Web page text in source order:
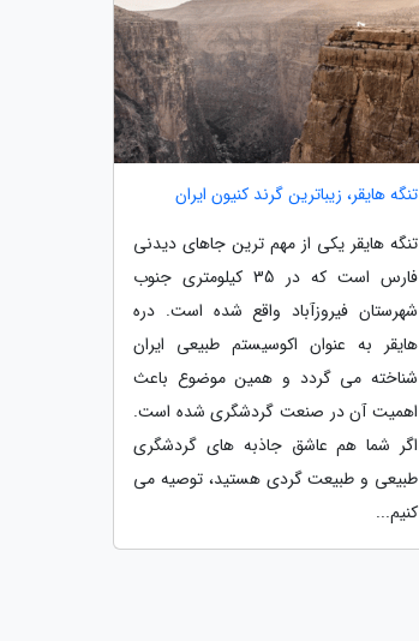
تنگه هایقر، زیباترین گرند کنیون ایران
تنگه هایقر یکی از مهم ترین جاهای دیدنی
فارس است که در 35 کیلومتری جنوب
شهرستان فیروزآباد واقع شده است. دره
هایقر به عنوان اکوسیستم طبیعی ایران
شناخته می گردد و همین موضوع باعث
اهمیت آن در صنعت گردشگری شده است.
اگر شما هم عاشق جاذبه های گردشگری
طبیعی و طبیعت گردی هستید، توصیه می
کنیم...